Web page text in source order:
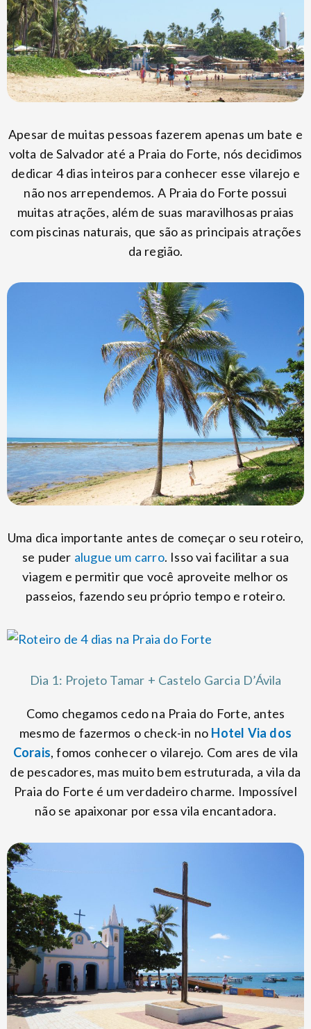
Apesar de muitas pessoas fazerem apenas um bate e
volta de Salvador até a Praia do Forte, nós decidimos
dedicar 4 dias inteiros para conhecer esse vilarejo e
não nos arrependemos. A Praia do Forte possui
muitas atrações, além de suas maravilhosas praias
com piscinas naturais, que são as principais atrações
da região.
Uma dica importante antes de começar o seu roteiro,
se puder alugue um carro. Isso vai facilitar a sua
viagem e permitir que você aproveite melhor os
passeios, fazendo seu próprio tempo e roteiro.
Dia 1: Projeto Tamar + Castelo Garcia D’Ávila
Como chegamos cedo na Praia do Forte, antes
mesmo de fazermos o check-in no Hotel Via dos
Corais, fomos conhecer o vilarejo. Com ares de vila
de pescadores, mas muito bem estruturada, a vila da
Praia do Forte é um verdadeiro charme. Impossível
não se apaixonar por essa vila encantadora.